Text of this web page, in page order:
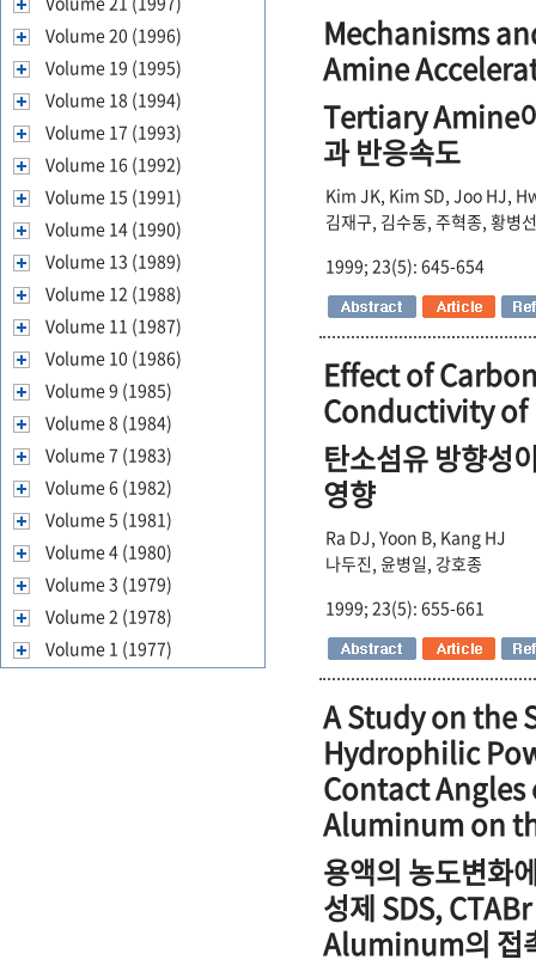
Volume 20 (1996)
Volume 19 (1995)
Volume 18 (1994)
Volume 17 (1993)
Volume 16 (1992)
Volume 15 (1991)
Volume 14 (1990)
Volume 13 (1989)
Volume 12 (1988)
Volume 11 (1987)
Volume 10 (1986)
Volume 9 (1985)
Volume 8 (1984)
Volume 7 (1983)
Volume 6 (1982)
Volume 5 (1981)
Volume 4 (1980)
Volume 3 (1979)
Volume 2 (1978)
Volume 1 (1977)
Mechanisms
Amine
Tertiary Amine
과 반응속도
Kim JK, Kim SD, Joo HJ,
김재구, 김수동, 주혁종, 황병
1999; 23(5): 645-654
Effect of
Conductivity of
탄소섬유 방향성
영향
Ra DJ, Yoon B, Kang HJ
나두진, 윤병일, 강호종
1999; 23(5): 655-661
A Study on the
Hydrophilic
Contact Angles
Aluminum on
용액의 농도변화
성제 SDS,
Aluminum의 접